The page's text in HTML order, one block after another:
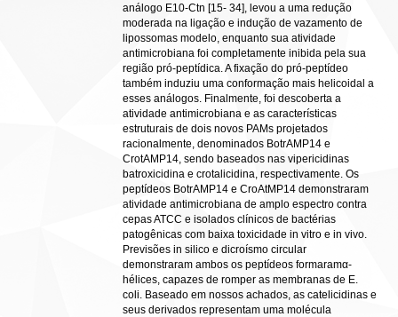
análogo E10-Ctn [15- 34], levou a uma redução
moderada na ligação e indução de vazamento de
lipossomas modelo, enquanto sua atividade
antimicrobiana foi completamente inibida pela sua
região pró-peptídica. A fixação do pró-peptídeo
também induziu uma conformação mais helicoidal a
esses análogos. Finalmente, foi descoberta a
atividade antimicrobiana e as características
estruturais de dois novos PAMs projetados
racionalmente, denominados BotrAMP14 e
CrotAMP14, sendo baseados nas vipericidinas
batroxicidina e crotalicidina, respectivamente. Os
peptídeos BotrAMP14 e CroAtMP14 demonstraram
atividade antimicrobiana de amplo espectro contra
cepas ATCC e isolados clínicos de bactérias
patogênicas com baixa toxicidade in vitro e in vivo.
Previsões in silico e dicroísmo circular
demonstraram ambos os peptídeos formaramα-
hélices, capazes de romper as membranas de E.
coli. Baseado em nossos achados, as catelicidinas e
seus derivados representam uma molécula